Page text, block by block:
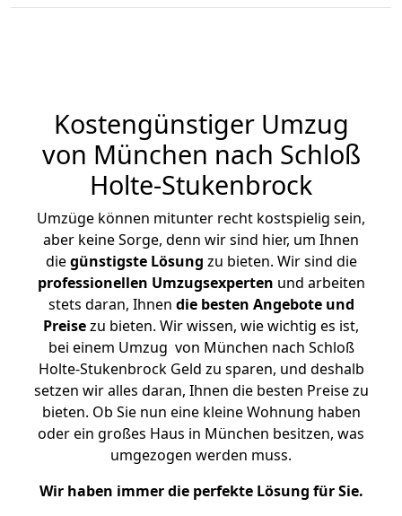
Kostengünstiger Umzug
von München nach Schloß
Holte-Stukenbrock
Umzüge können mitunter recht kostspielig sein,
aber keine Sorge, denn wir sind hier, um Ihnen
diegünstigste Lösung zu bieten. Wir sind die
professionellen Umzugsexperten und arbeiten
stets daran, Ihnen die besten Angebote und
Preisezu bieten. Wir wissen, wie wichtig es ist,
bei einem Umzug von München nach Schloß
Holte-Stukenbrock Geld zu sparen, und deshalb
setzen wir alles daran, Ihnen die besten Preise zu
bieten. Ob Sie nun eine kleine Wohnung haben
oder ein großes Haus in München besitzen, was
umgezogen werden muss.
Wir haben immer die perfekte Lösung für Sie.